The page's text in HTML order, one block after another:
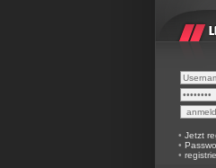
• Jetzt
•
•